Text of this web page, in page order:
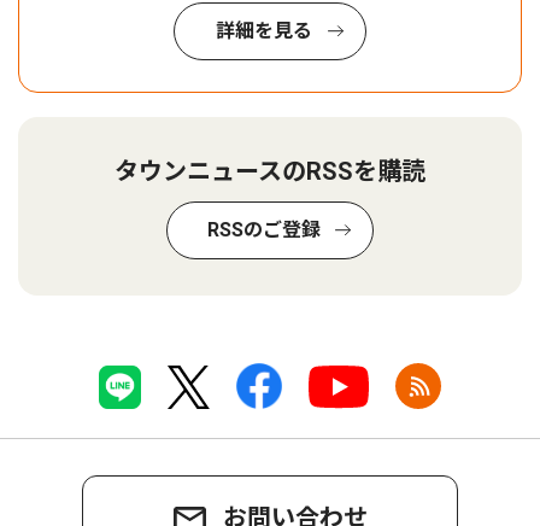
詳細を見る
タウンニュースのRSSを購読
RSSのご登録
お問い合わせ